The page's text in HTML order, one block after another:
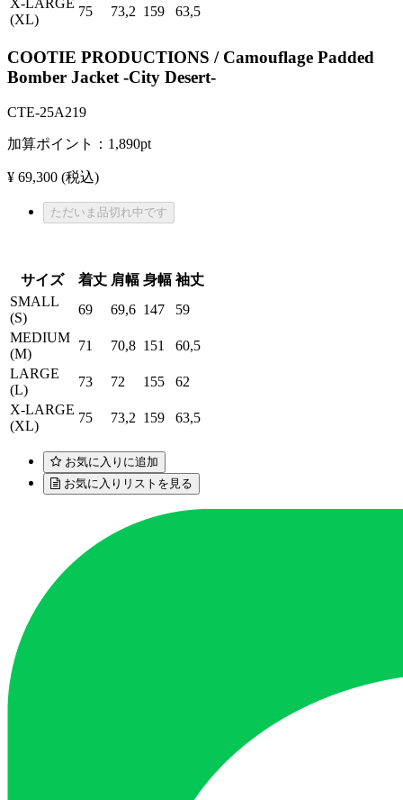
X-LARGE
(XL)
75 73,2 159 63,5
COOTIE PRODUCTIONS / Camouflage Padded
Bomber Jacket -City Desert-
CTE-25A219
加算ポイント： 1,890pt
¥ 69,300 (税込)
ただいま品切れ中です
サイズ 着丈 肩幅 身幅 袖丈
SMALL
(S)
69 69,6 147
59
MEDIUM
(M)
71 70,8 151
60,5
LARGE
(L)
73 72 155
62
X-LARGE
(XL)
75 73,2 159 63,5
お気に入りに追加
お気に入りリストを見る